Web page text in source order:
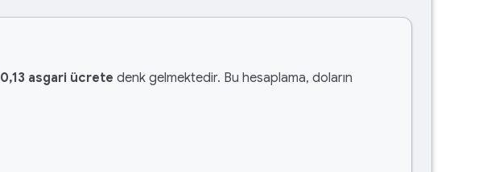
0,13 asgari ücrete denk gelmektedir. Bu hesaplama, doların